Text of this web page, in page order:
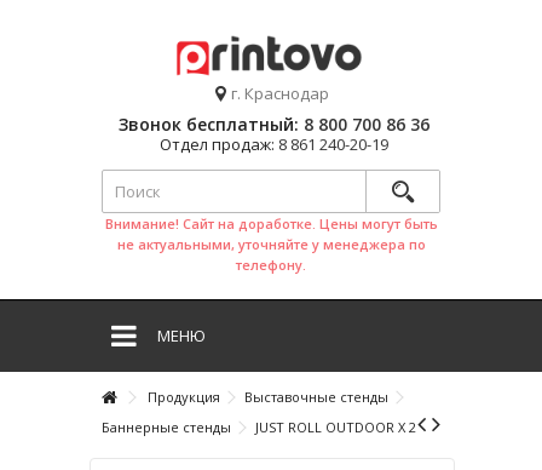
г. Краснодар
Звонок бесплатный: 8 800 700 86 36
Отдел продаж: 8 861 240-20-19
Внимание! Сайт на доработке. Цены могут быть
не актуальными, уточняйте у менеджера по
телефону.
МЕНЮ
Продукция
Выставочные стенды
Баннерные стенды
JUST ROLL OUTDOOR X 2